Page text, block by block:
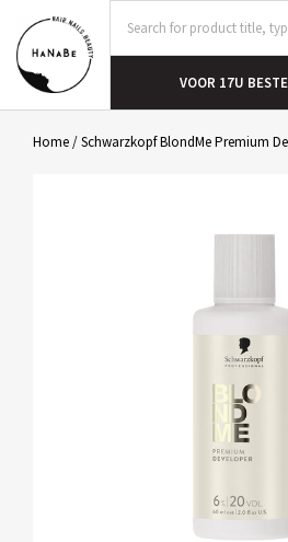
VOOR 17U
Home/Schwarzkopf BlondMe Premium